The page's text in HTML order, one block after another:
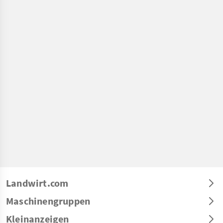
Landwirt.com
Maschinengruppen
Kleinanzeigen